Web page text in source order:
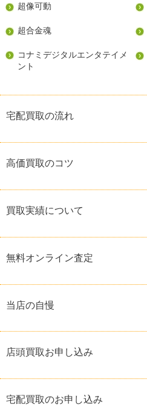
超像可動
超合金魂
コナミデジタルエンタテイメ
ント
宅配買取の流れ
高価買取のコツ
買取実績について
無料オンライン査定
当店の自慢
店頭買取お申し込み
宅配買取のお申し込み